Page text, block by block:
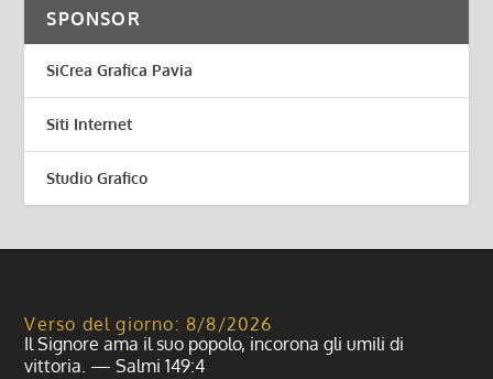
SPONSOR
SiCrea Grafica Pavia
Siti Internet
Studio Grafico
Verso del giorno: 8/8/2026
Il Signore ama il suo popolo, incorona gli umili di
vittoria. — Salmi 149:4